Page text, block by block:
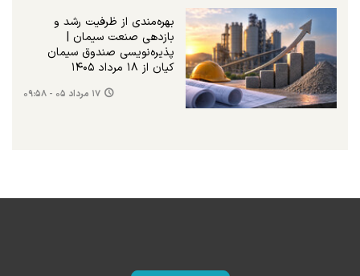
بهره‌مندی از ظرفیت رشد و
بازدهی صنعت سیمان |
پذیره‌نویسی صندوق سیمان
کیان از ۱۸ مرداد ۱۴۰۵
۱۷ مرداد ۰۵ - ۰۹:۵۸